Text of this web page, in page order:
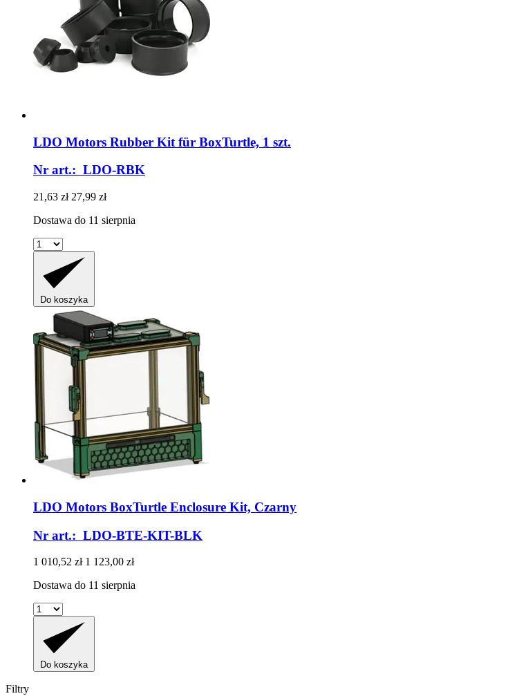
LDO Motors Rubber Kit für BoxTurtle, 1 szt.
Nr art.: LDO-RBK
21,63 zł 27,99 zł
Dostawa do 11 sierpnia
Do koszyka
LDO Motors BoxTurtle Enclosure Kit, Czarny
Nr art.: LDO-BTE-KIT-BLK
1 010,52 zł 1 123,00 zł
Dostawa do 11 sierpnia
Do koszyka
Filtry